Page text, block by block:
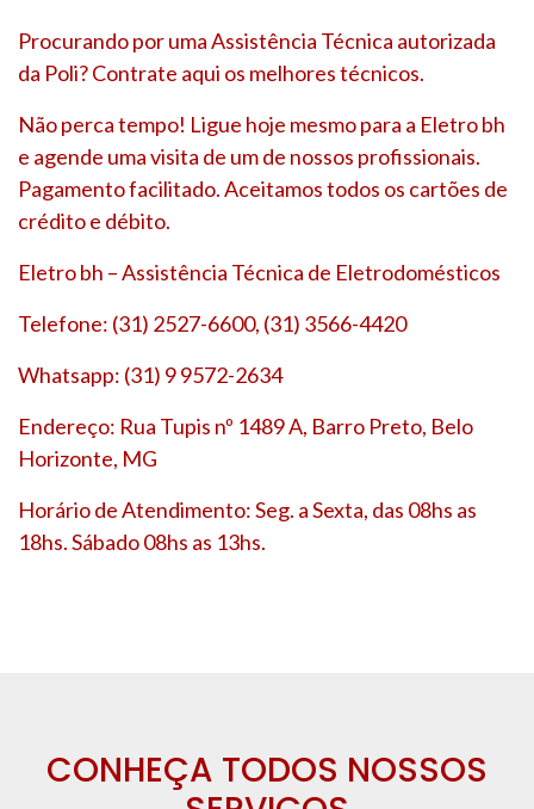
Procurando por uma Assistência Técnica autorizada
da Poli? Contrate aqui os melhores técnicos.
Não perca tempo! Ligue hoje mesmo para a Eletro bh
e agende uma visita de um de nossos profissionais.
Pagamento facilitado. Aceitamos todos os cartões de
crédito e débito.
Eletro bh – Assistência Técnica de Eletrodomésticos
Telefone: (31) 2527-6600, (31) 3566-4420
Whatsapp: (31) 9 9572-2634
Endereço: Rua Tupis nº 1489 A, Barro Preto, Belo
Horizonte, MG
Horário de Atendimento: Seg. a Sexta, das 08hs as
18hs. Sábado 08hs as 13hs.
CONHEÇA TODOS NOSSOS